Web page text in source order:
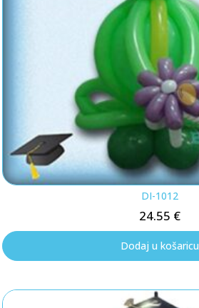
DI-1012
24.55 €
Dodaj u košaricu